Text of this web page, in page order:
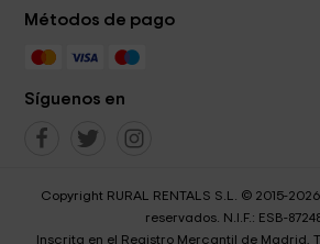
Métodos de pago
Síguenos en
Copyright RURAL RENTALS S.L. © 2015-
reservados. N.I.F.: ESB-
Inscrita en el Registro Mercantil de Madrid, T